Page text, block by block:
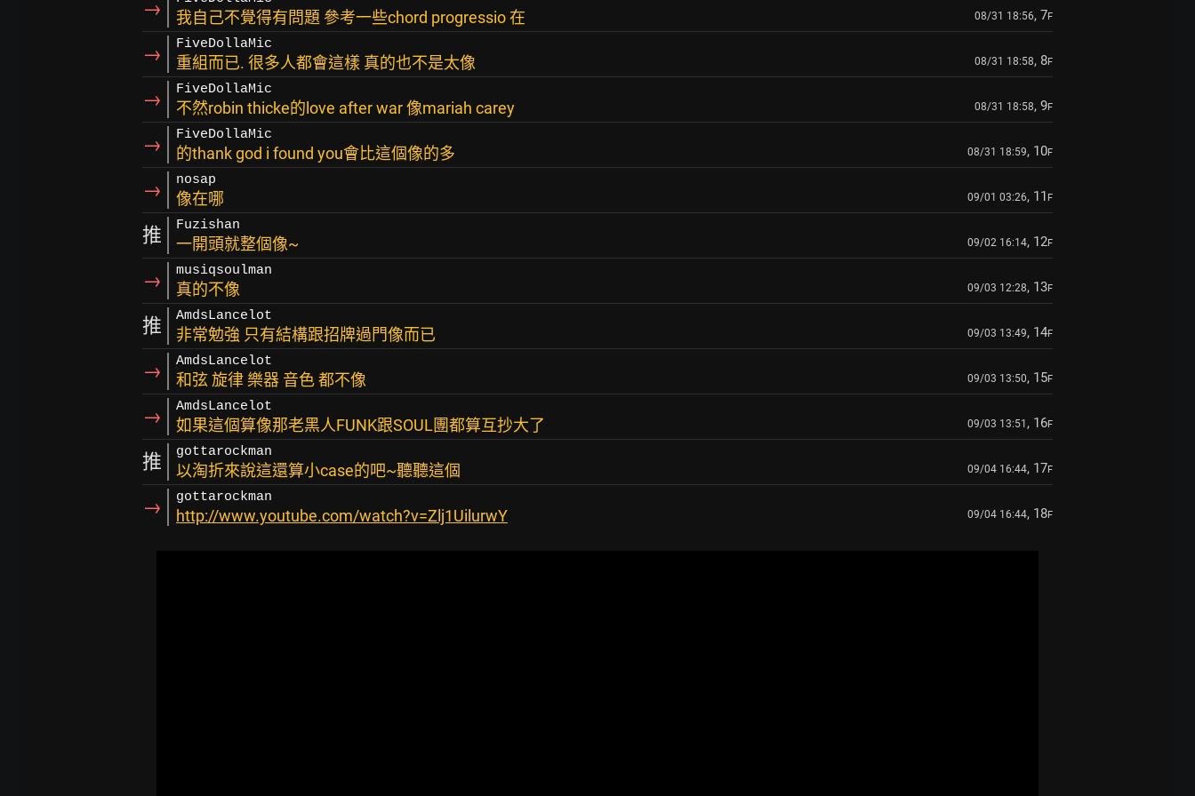
→ 我自己不覺得有問題 參考一些chord progressio 在 08/31 18:56, 7F
→ FiveDollaMic
重組而已. 很多人都會這樣 真的也不是太像 08/31 18:58, 8F
→ FiveDollaMic
不然robin thicke的love after war 像mariah carey 08/31 18:58, 9F
→ FiveDollaMic
的thank god i found you會比這個像的多 08/31 18:59, 10F
→ nosap
像在哪 09/01 03:26, 11 F
推 Fuzishan
一開頭就整個像~ 09/02 16:14, 12F
→ musiqsoulman
真的不像 09/03 12:28, 13F
推 AmdsLancelot
非常勉強 只有結構跟招牌過門像而已 09/03 13:49, 14F
→ AmdsLancelot
和弦 旋律 樂器 音色 都不像 09/03 13:50, 15F
→ AmdsLancelot
如果這個算像那老黑人FUNK跟SOUL團都算互抄大了 09/03 13:51 , 16F
推 gottarockman
以淘折來說這還算小case的吧~聽聽這個 09/04 16:44, 17F
→ gottarockman
http://www.youtube.com/watch?v=Zlj1UilurwY 09/04 16:44, 18F